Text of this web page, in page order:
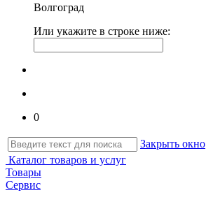
Волгоград
Или укажите в строке ниже:
0
Закрыть окно
Каталог товаров и услуг
Товары
Сервис